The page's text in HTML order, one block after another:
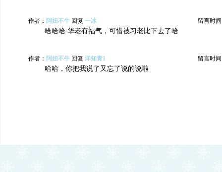
作者： 阿妞不牛 回复 一冰 留言时间
哈哈哈.华老有福气，可惜被习老比下去了哈
作者： 阿妞不牛 回复 洋知青1 留言时间
哈哈，你把我说了又忘了说的说啦